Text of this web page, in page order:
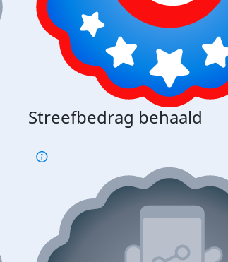
Streefbedrag behaald